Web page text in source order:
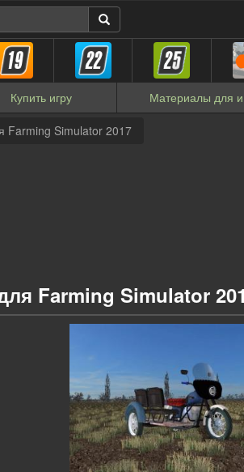
Купить игру Материалы для
Farming Simulator 2017
Farming Simulator